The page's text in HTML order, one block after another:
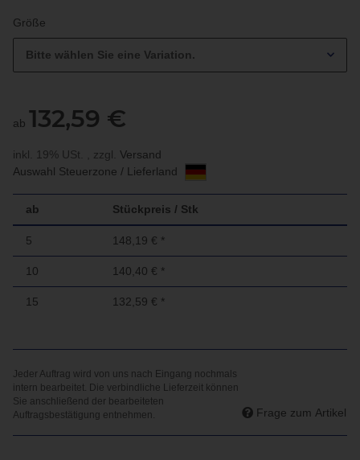
Größe
Bitte wählen Sie eine Variation.
ab 132,59 €
inkl. 19% USt. , zzgl. Versand
Auswahl Steuerzone / Lieferland
ab Stückpreis / Stk
5 148,19 € *
10 140,40 € *
15 132,59 € *
Frage zum Artikel